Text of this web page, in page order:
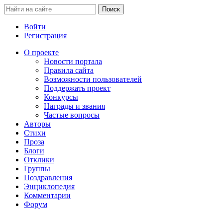
Войти
Регистрация
О проекте
Новости портала
Правила сайта
Возможности пользователей
Поддержать проект
Конкурсы
Награды и звания
Частые вопросы
Авторы
Стихи
Проза
Блоги
Отклики
Группы
Поздравления
Энциклопедия
Комментарии
Форум